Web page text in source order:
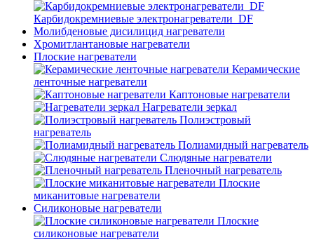
Карбидокремниевые электронагреватели_DF
Молибденовые дисилицид нагреватели
Хромитлантановые нагреватели
Плоские нагреватели
Керамические
ленточные нагреватели
Каптоновые нагреватели
Нагреватели зеркал
Полиэстровый
нагреватель
Полиамидный нагреватель
Слюдяные нагреватели
Пленочный нагреватель
Плоские
миканитовые нагреватели
Силиконовые нагреватели
Плоские
силиконовые нагреватели